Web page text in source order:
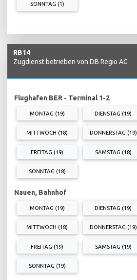
SONNTAG (1)
RB14
Zugdienst betrieben von DB Regio AG
Flughafen BER - Terminal 1-2
MONTAG (19) DIENSTAG (19)
MITTWOCH (18) DONNERSTAG (19)
FREITAG (19) SAMSTAG (18)
SONNTAG (18)
Nauen, Bahnhof
MONTAG (19) DIENSTAG (19)
MITTWOCH (18) DONNERSTAG (19)
FREITAG (19) SAMSTAG (19)
SONNTAG (19)